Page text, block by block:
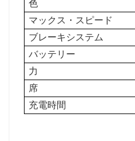
色
マックス・スピード
ブレーキシステム
バッテリー
力
席
充電時間